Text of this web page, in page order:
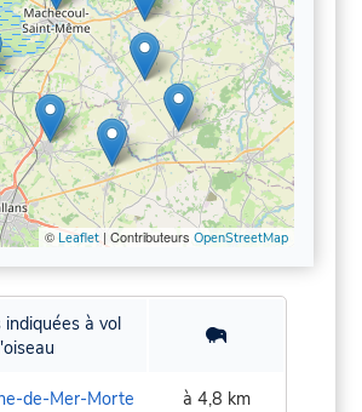
©Leaflet| Contributeurs OpenStreetMap
indiquées à vol
de-Mer-Morte à 4,8 km